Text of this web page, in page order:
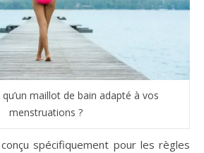
maillot de bain adapté à vos
menstruations ?
spécifiquement pour les règles